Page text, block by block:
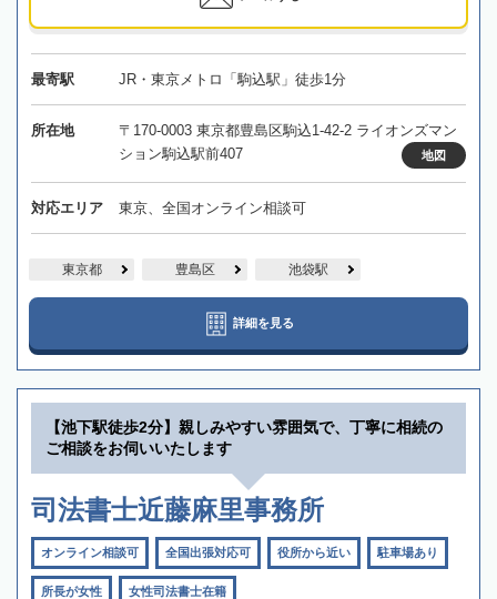
最寄駅 JR・東京メトロ「駒込駅」徒歩1分
所在地
〒170-0003 東京都豊島区駒込1-42-2 ライオンズマン
ション駒込駅前407
地図
対応エリア 東京、全国オンライン相談可
東京都 豊島区 池袋駅
詳細を見る
【池下駅徒歩2分】親しみやすい雰囲気で、丁寧に相続の
ご相談をお伺いいたします
司法書士近藤麻里事務所
オンライン相談可 全国出張対応可 役所から近い 駐車場あり
所長が女性 女性司法書士在籍